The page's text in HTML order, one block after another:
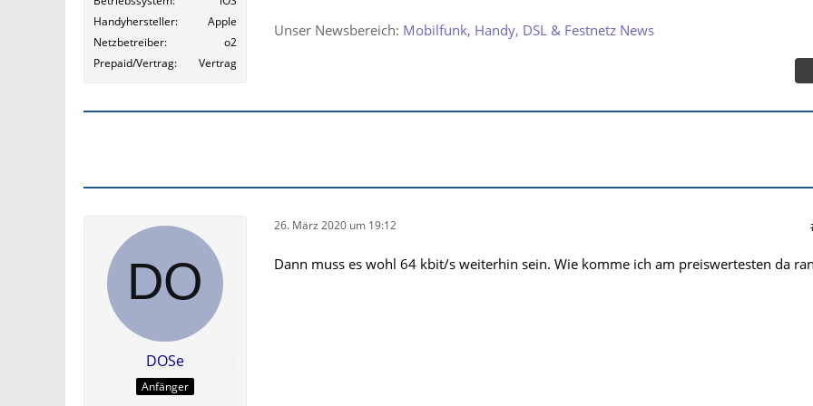
Handyhersteller
Apple
Netzbetreiber
o2
Prepaid/Vertrag
Vertrag
Unser Newsbereich: Mobilfunk, Handy, DSL & Festnetz News
DOSe
Anfänger
26. März 2020 um 19:12
Dann muss es wohl 64 kbit/s weiterhin sein. Wie komme ich am preiswertesten da